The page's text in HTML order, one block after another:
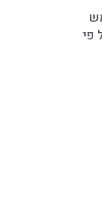
פי